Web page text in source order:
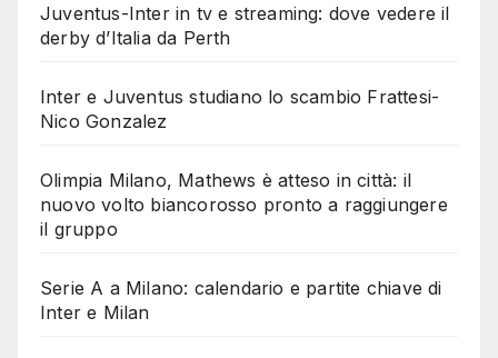
Juventus-Inter in tv e streaming: dove vedere il
derby d’Italia da Perth
Inter e Juventus studiano lo scambio Frattesi-
Nico Gonzalez
Olimpia Milano, Mathews è atteso in città: il
nuovo volto biancorosso pronto a raggiungere
il gruppo
Serie A a Milano: calendario e partite chiave di
Inter e Milan